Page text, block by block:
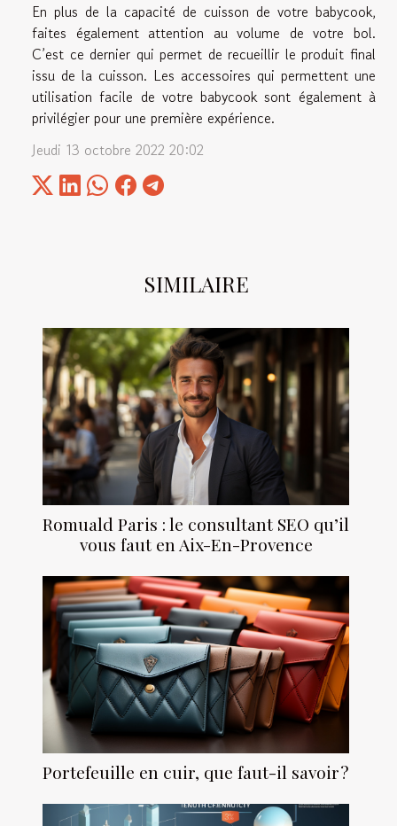
SIMILAIRE
Romuald Paris : le consultant SEO qu’il
vous faut en Aix-En-Provence
Portefeuille en cuir, que faut-il savoir ?
En plus de la capacité de cuisson de votre babycook,
faites également attention au volume de votre bol.
C’est ce dernier qui permet de recueillir le produit final
issu de la cuisson. Les accessoires qui permettent une
utilisation facile de votre babycook sont également à
privilégier pour une première expérience.
Jeudi 13 octobre 2022 20:02